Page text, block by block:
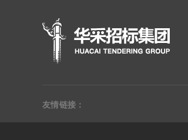
友情链接：